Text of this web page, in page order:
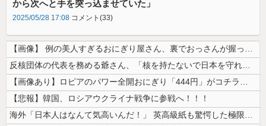
から次へと手を突っ込ませていた」
2025/05/28 17:08 コメント(33)
【画像】 例の美人すぎるおにぎり屋さん、裏でおっさんが握っていたｗｗｗ...
反核団体の代表を務める爺さん、「核を持たないで日本を守れますか」と中学...
【画像あり】ロピアのパワー全開おにぎり「444円」がコチラｗｗｗｗｗ
【悲報】韓国、ロシアウクライナ戦争に参戦へ！！！
海外「日本人はなんて気高いんだ！」 英高級紙も驚愕した極限の中の日本人...